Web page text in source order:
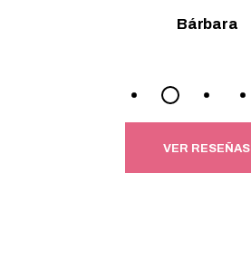
VER RESEÑAS